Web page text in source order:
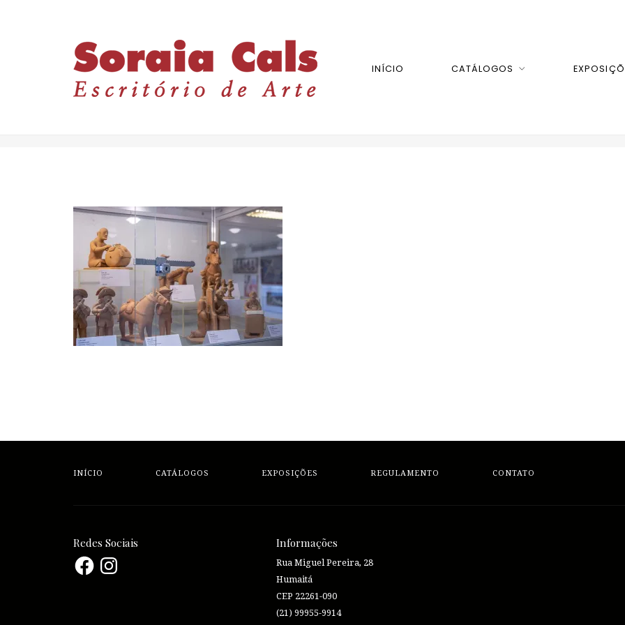
INÍCIO CATÁLOGOS
INÍCIO CATÁLOGOS EXPOSIÇÕES REGULAMENTO CONTATO
Redes Sociais
FacebookInstagram
Informações
Rua Miguel Pereira, 28
Humaitá
CEP 22261-090
(21) 99955-9914